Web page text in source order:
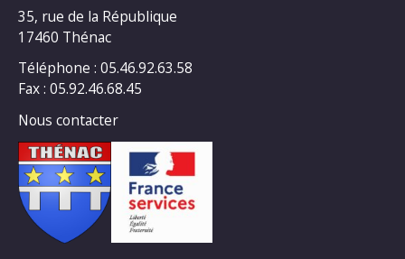
35, rue de la République
17460 Thénac
Téléphone : 05.46.92.63.58
Fax : 05.92.46.68.45
Nous contacter